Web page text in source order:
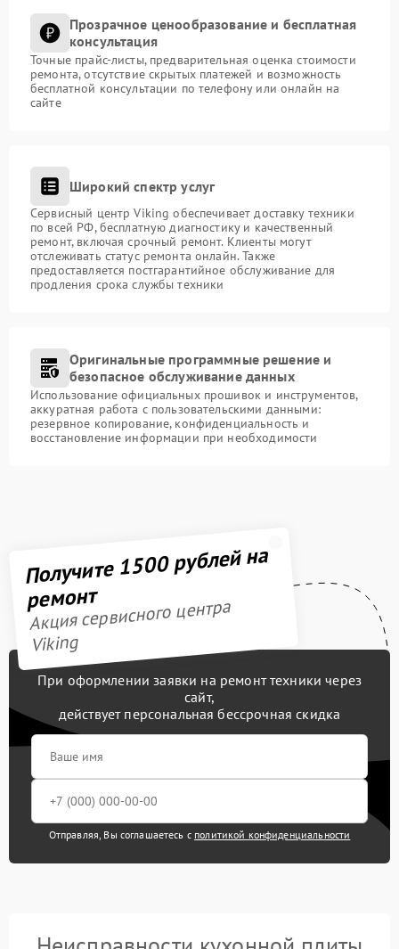
Прозрачное ценообразование и бесплатная
консультация
Точные прайс-листы, предварительная оценка стоимости
ремонта, отсутствие скрытых платежей и возможность
бесплатной консультации по телефону или онлайн на
сайте
Широкий спектр услуг
Сервисный центр Viking обеспечивает доставку техники
по всей РФ, бесплатную диагностику и качественный
ремонт, включая срочный ремонт. Клиенты могут
отслеживать статус ремонта онлайн. Также
предоставляется постгарантийное обслуживание для
продления срока службы техники
Оригинальные программные решение и
безопасное обслуживание данных
Использование официальных прошивок и инструментов,
аккуратная работа с пользовательскими данными:
резервное копирование, конфиденциальность и
восстановление информации при необходимости
Получите 1500 рублей на
ремонт
Акция сервисного центра
Viking
При оформлении заявки на ремонт техники через
сайт,
действует персональная бессрочная скидка
Отправляя, Вы соглашаетесь с политикой конфиденциальности